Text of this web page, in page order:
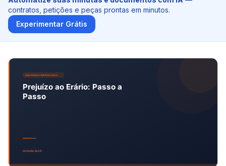
Preços
Blog
contratos, petições e peças prontas em minutos.
Experimentar Grátis